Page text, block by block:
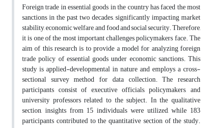
Foreign trade in essential goods in the country has faced the most
sanctions in the past two decades, significantly impacting market
stability, economic welfare, and food and social security. Therefore,
it is one of the most important challenges policymakers face. The
aim of this research is to provide a model for analyzing foreign
trade policy of essential goods under economic sanctions. This
study is applied-developmental in nature and employs a cross-
sectional survey method for data collection. The research
participants consist of executive officials, policymakers, and
university professors related to the subject. In the qualitative
section, insights from 15 individuals were utilized, while 183
participants contributed to the quantitative section of the study.